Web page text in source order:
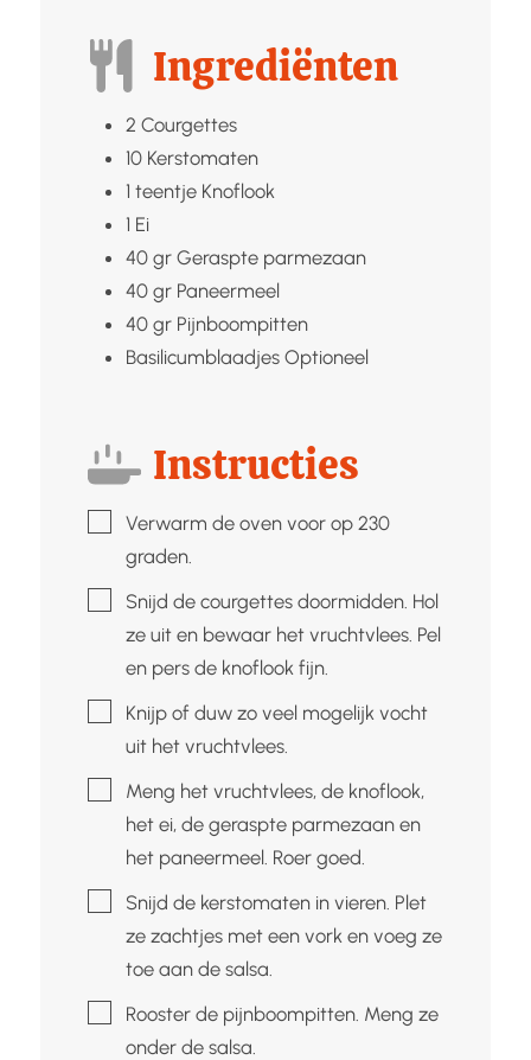
Ingrediënten
2 Courgettes
10 Kerstomaten
1 teentje Knoflook
1 Ei
40 gr Geraspte parmezaan
40 gr Paneermeel
40 gr Pijnboompitten
Basilicumblaadjes Optioneel
Instructies
▢Verwarm de oven voor op 230
graden.
▢Snijd de courgettes doormidden. Hol
ze uit en bewaar het vruchtvlees. Pel
en pers de knoflook fijn.
▢Knijp of duw zo veel mogelijk vocht
uit het vruchtvlees.
▢Meng het vruchtvlees, de knoflook,
het ei, de geraspte parmezaan en
het paneermeel. Roer goed.
▢Snijd de kerstomaten in vieren. Plet
ze zachtjes met een vork en voeg ze
toe aan de salsa.
▢Rooster de pijnboompitten. Meng ze
onder de salsa.